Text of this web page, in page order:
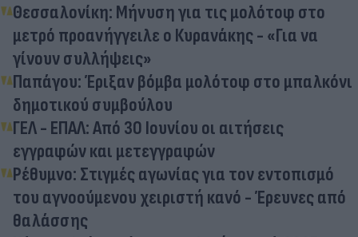
Θεσσαλονίκη: Μήνυση για τις μολότοφ στο
μετρό προανήγγειλε ο Κυρανάκης - «Για να
γίνουν συλλήψεις»
Παπάγου: Έριξαν βόμβα μολότοφ στο μπαλκόνι
δημοτικού συμβούλου
ΓΕΛ - ΕΠΑΛ: Από 30 Ιουνίου οι αιτήσεις
εγγραφών και μετεγγραφών
Ρέθυμνο: Στιγμές αγωνίας για τον εντοπισμό
του αγνοούμενου χειριστή κανό - Έρευνες από
θαλάσσης